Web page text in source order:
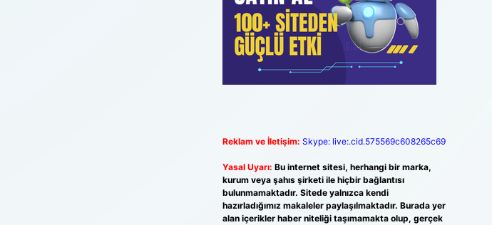
Reklam ve İletişim: Skype: live:.cid.575569c608265c69
Yasal Uyarı: Bu internet sitesi, herhangi bir marka,
kurum veya şahıs şirketi ile hiçbir bağlantısı
bulunmamaktadır. Sitede yalnızca kendi
hazırladığımız makaleler paylaşılmaktadır. Burada yer
alan içerikler haber niteliği taşımamakta olup, gerçek